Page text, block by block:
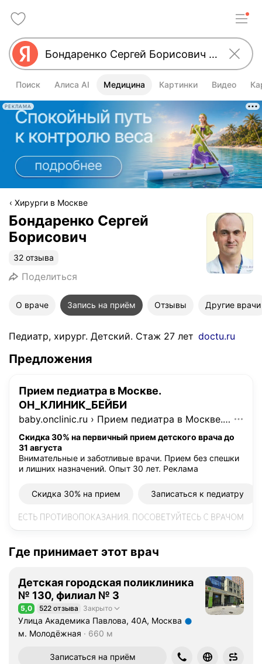
Поиск Алиса AI Медицина Картинки Видео
РЕКЛАМА
Хирурги в Москве
Бондаренко Сергей
Борисович
32 отзыва
Поделиться
О враче Запись на приём Отзывы Другие врачи
Педиатр, хирург. Детский. Стаж 27 лет doctu.ru
Предложения
Прием педиатра в Москве.
ОН_КЛИНИК_БЕЙБИ
baby.onclinic.ru › Прием педиатра в Москве. ОН_КЛИНИК_БЕЙБИ
Скидка 30% на первичный прием детского врача до
31 августа
Внимательные и заботливые врачи. Прием без спешки
и лишних назначений. Опыт 30 лет. Реклама
Скидка 30% на прием Записаться к педиатру
Где принимает этот врач
Детская городская поликлиника
№ 130, филиал № 3
Рейтинг 5,0 из 5
5,0 522 отзыва Закрыто
Улица Академика Павлова, 40А, Москва
Метро м. Молодёжная Расстояние 660 м
м. Молодёжная 660 м
Записаться на приём